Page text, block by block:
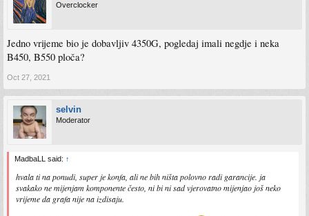
Overclocker
Jedno vrijeme bio je dobavljiv 4350G, pogledaj imali negdje i neka
B450, B550 ploča?
Oct 27, 2021
selvin
Moderator
MadbaLL said: ↑
hvala ti na ponudi, super je konfa, ali ne bih ništa polovno radi garancije. ja
svakako ne mijenjam komponente često, ni bi ni sad vjerovatno mijenjao još neko
vrijeme da grafa nije na izdisaju.